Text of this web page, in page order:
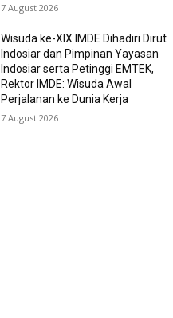
7 August 2026
Wisuda ke-XIX IMDE Dihadiri Dirut
Indosiar dan Pimpinan Yayasan
Indosiar serta Petinggi EMTEK,
Rektor IMDE: Wisuda Awal
Perjalanan ke Dunia Kerja
7 August 2026